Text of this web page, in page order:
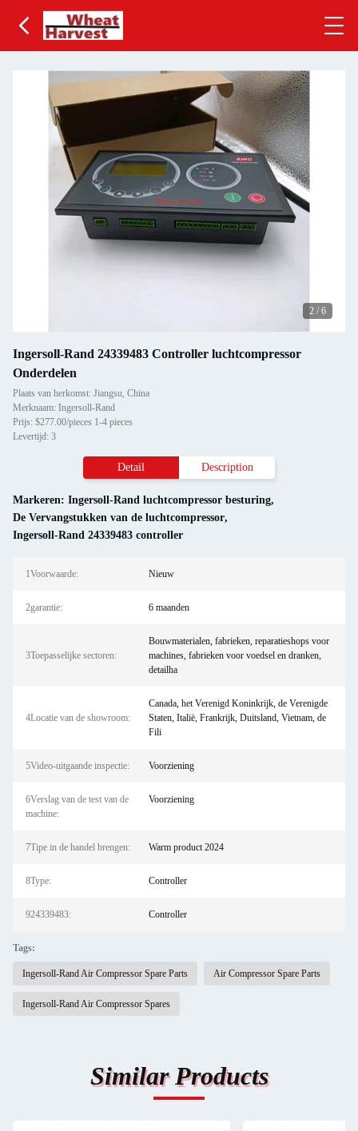
2 / 6
Ingersoll-Rand 24339483 Controller luchtcompressor
Onderdelen
Plaats van herkomst: Jiangsu, China
Merknaam: Ingersoll-Rand
Prijs: $277.00/pieces 1-4 pieces
Levertijd: 3
Detail Description
Markeren: Ingersoll-Rand luchtcompressor besturing,
De Vervangstukken van de luchtcompressor,
Ingersoll-Rand 24339483 controller
1Voorwaarde: Nieuw
2garantie: 6 maanden
3Toepasselijke sectoren:
Bouwmaterialen, fabrieken, reparatieshops voor
machines, fabrieken voor voedsel en dranken,
detailha
4Locatie van de showroom:
Canada, het Verenigd Koninkrijk, de Verenigde
Staten, Italië, Frankrijk, Duitsland, Vietnam, de
Fili
5Video-uitgaande inspectie: Voorziening
6Verslag van de test van de
machine:
Voorziening
7Tipe in de handel brengen: Warm product 2024
8Type: Controller
924339483: Controller
Tags:
Ingersoll-Rand Air Compressor Spare Parts Air Compressor Spare Parts
Ingersoll-Rand Air Compressor Spares
Similar Products